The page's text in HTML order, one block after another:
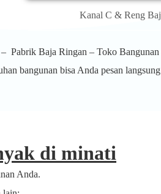
Kanal C & Reng
Pabrik Baja Ringan – Toko
bangunan bisa Anda pesan
di minati
Anda.